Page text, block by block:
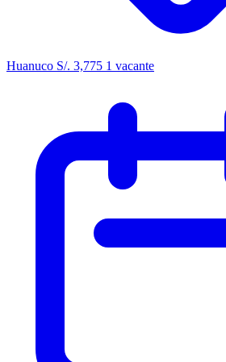
Huanuco S/. 3,775 1 vacante